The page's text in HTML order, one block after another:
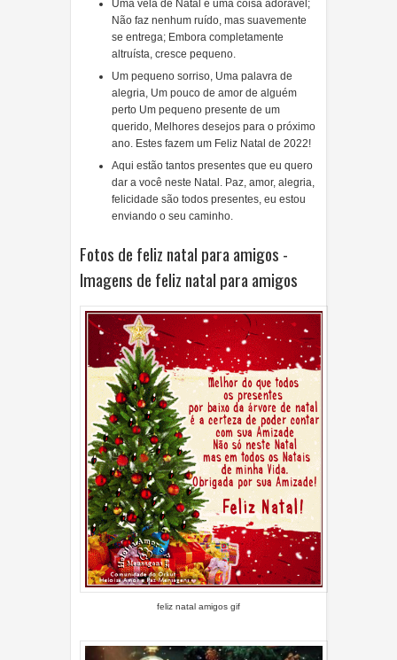
Uma vela de Natal é uma coisa adorável;
Não faz nenhum ruído, mas suavemente
se entrega; Embora completamente
altruísta, cresce pequeno.
Um pequeno sorriso, Uma palavra de
alegria, Um pouco de amor de alguém
perto Um pequeno presente de um
querido, Melhores desejos para o próximo
ano. Estes fazem um Feliz Natal de 2022!
Aqui estão tantos presentes que eu quero
dar a você neste Natal. Paz, amor, alegria,
felicidade são todos presentes, eu estou
enviando o seu caminho.
Fotos de feliz natal para amigos -
Imagens de feliz natal para amigos
feliz natal amigos gif